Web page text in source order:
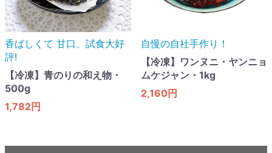
香ばしくて 甘口​、試食大好
評!
【冷凍】青のりの和え物・
500g
1,782円
自慢の自社手作り！
【冷凍】ワンヌニ・ヤンニョ
ムケジャン・1kg
2,160円